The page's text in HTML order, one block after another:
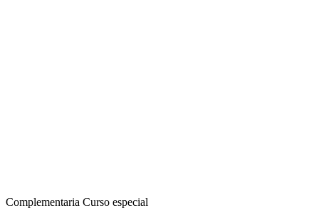
Complementaria Curso especial